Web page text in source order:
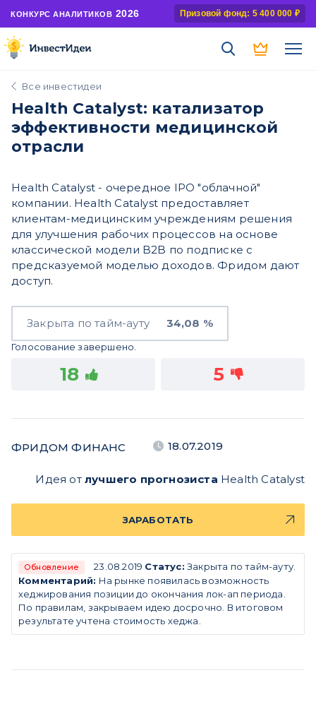
КОНКУРС АНАЛИТИКОВ 2026 Призовой фонд: 5 400 000 ₽
Все инвестидеи
Health Catalyst: катализатор
эффективности медицинской
отрасли
Health Catalyst - очередное IPO "облачной"
компании. Health Catalyst предоставляет
клиентам-медицинским учреждениям решения
для улучшения рабочих процессов на основе
классической модели B2B по подписке с
предсказуемой моделью доходов. Фридом дают
доступ.
Закрыта по тайм-ауту 34,08 %
Голосование завершено.
18 5
ФРИДОМ ФИНАНС 18.07.2019
Идея от лучшего прогнозиста Health Catalyst
ЗАРАБОТАТЬ
Обновление 23.08.2019 Статус: Закрыта по тайм-ауту.
Комментарий: На рынке появилась возможность
хеджирования позиции до окончания лок-ап периода.
По правилам, закрываем идею досрочно. В итоговом
результате учтена стоимость хеджа.